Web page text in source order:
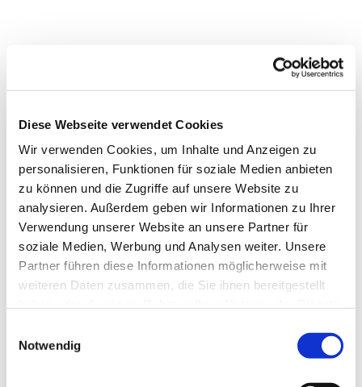
Diese Webseite verwendet Cookies
Wir verwenden Cookies, um Inhalte und Anzeigen zu
personalisieren, Funktionen für soziale Medien anbieten
zu können und die Zugriffe auf unsere Website zu
analysieren. Außerdem geben wir Informationen zu Ihrer
Verwendung unserer Website an unsere Partner für
soziale Medien, Werbung und Analysen weiter. Unsere
Partner führen diese Informationen möglicherweise mit
weiteren Daten zusammen, die Sie ihnen bereitgestellt
Notwendig
Dies könnte Sie auch